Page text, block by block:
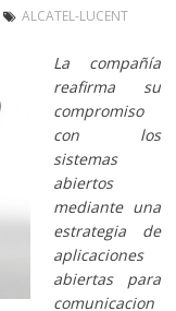
ALCATEL-LUCENT
La compañía
reafirma su
compromiso
con los
sistemas
abiertos
mediante una
estrategia de
aplicaciones
abiertas para
comunicacion